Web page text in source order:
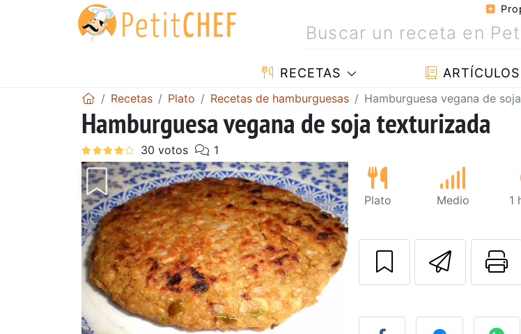
RECETAS ARTÍCULOS
Recetas Plato Recetas de hamburguesas Hamburguesa vegana de
Hamburguesa vegana de soja texturizada
Plato Medio 1